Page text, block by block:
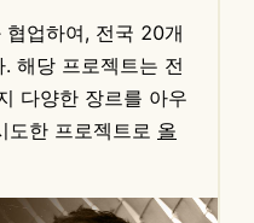
협업하여, 전국 20개
해당 프로젝트는 전
다양한 장르를 아우
도한 프로젝트로 올